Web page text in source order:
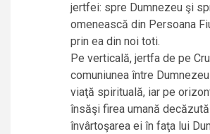
jertfei: spre Dumnezeu şi
omenească din Persoana
prin ea din noi toti.
Pe verticală, jertfa de pe
comuniunea între
viaţă spirituală, iar pe
însăşi firea umană
învârtoşarea ei în faţa lui